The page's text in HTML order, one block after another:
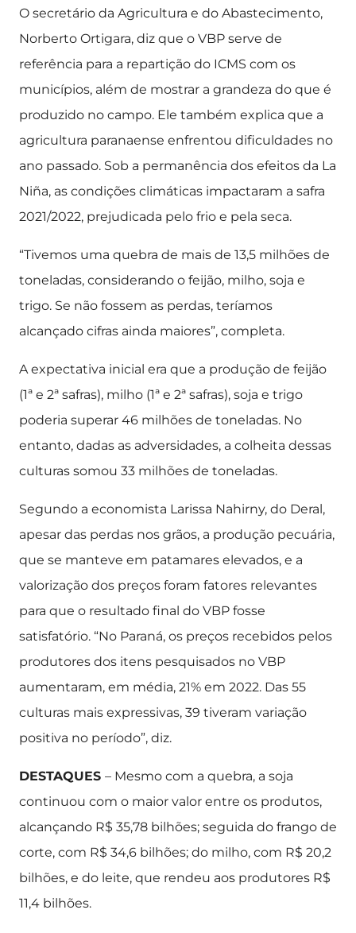
O secretário da Agricultura e do Abastecimento,
Norberto Ortigara, diz que o VBP serve de
referência para a repartição do ICMS com os
municípios, além de mostrar a grandeza do que é
produzido no campo. Ele também explica que a
agricultura paranaense enfrentou dificuldades no
ano passado. Sob a permanência dos efeitos da La
Niña, as condições climáticas impactaram a safra
2021/2022, prejudicada pelo frio e pela seca.
“Tivemos uma quebra de mais de 13,5 milhões de
toneladas, considerando o feijão, milho, soja e
trigo. Se não fossem as perdas, teríamos
alcançado cifras ainda maiores”, completa.
A expectativa inicial era que a produção de feijão
(1ª e 2ª safras), milho (1ª e 2ª safras), soja e trigo
poderia superar 46 milhões de toneladas. No
entanto, dadas as adversidades, a colheita dessas
culturas somou 33 milhões de toneladas.
Segundo a economista Larissa Nahirny, do Deral,
apesar das perdas nos grãos, a produção pecuária,
que se manteve em patamares elevados, e a
valorização dos preços foram fatores relevantes
para que o resultado final do VBP fosse
satisfatório. “No Paraná, os preços recebidos pelos
produtores dos itens pesquisados no VBP
aumentaram, em média, 21% em 2022. Das 55
culturas mais expressivas, 39 tiveram variação
positiva no período”, diz.
DESTAQUES – Mesmo com a quebra, a soja
continuou com o maior valor entre os produtos,
alcançando R$ 35,78 bilhões; seguida do frango de
corte, com R$ 34,6 bilhões; do milho, com R$ 20,2
bilhões, e do leite, que rendeu aos produtores R$
11,4 bilhões.